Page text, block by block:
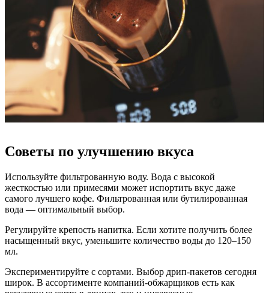
Советы по улучшению вкуса
Используйте фильтрованную воду. Вода с высокой
жесткостью или примесями может испортить вкус даже
самого лучшего кофе. Фильтрованная или бутилированная
вода — оптимальный выбор.
Регулируйте крепость напитка. Если хотите получить более
насыщенный вкус, уменьшите количество воды до 120–150
мл.
Экспериментируйте с сортами. Выбор дрип-пакетов сегодня
широк. В ассортименте компаний-обжарщиков есть как